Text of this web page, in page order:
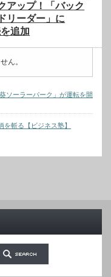
アップ！「バック
リーダー」に
追加
ん。
ソーラーパーク」が運転を開
斬る【ビジネス塾】